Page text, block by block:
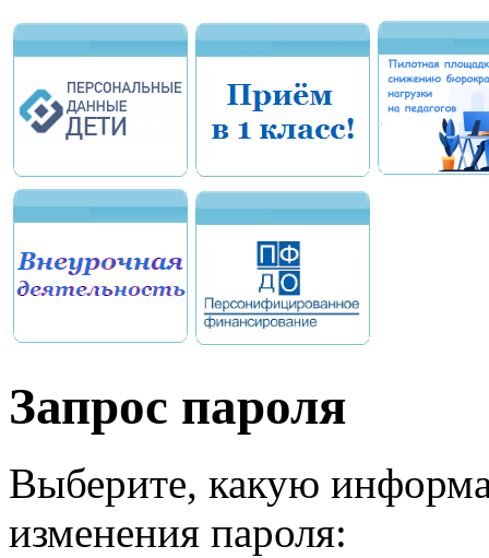
Запрос пароля
Выберите, какую
изменения пароля: